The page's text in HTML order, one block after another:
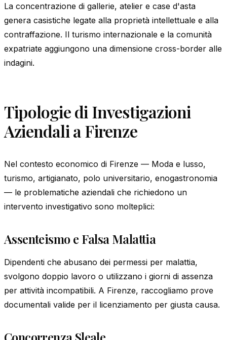
La concentrazione di gallerie, atelier e case d'asta
genera casistiche legate alla proprietà intellettuale e alla
contraffazione. Il turismo internazionale e la comunità
expatriate aggiungono una dimensione cross-border alle
indagini.
Tipologie di Investigazioni
Aziendali a Firenze
Nel contesto economico di Firenze — Moda e lusso,
turismo, artigianato, polo universitario, enogastronomia
— le problematiche aziendali che richiedono un
intervento investigativo sono molteplici:
Assenteismo e Falsa Malattia
Dipendenti che abusano dei permessi per malattia,
svolgono doppio lavoro o utilizzano i giorni di assenza
per attività incompatibili. A Firenze, raccogliamo prove
documentali valide per il licenziamento per giusta causa.
Concorrenza Sleale